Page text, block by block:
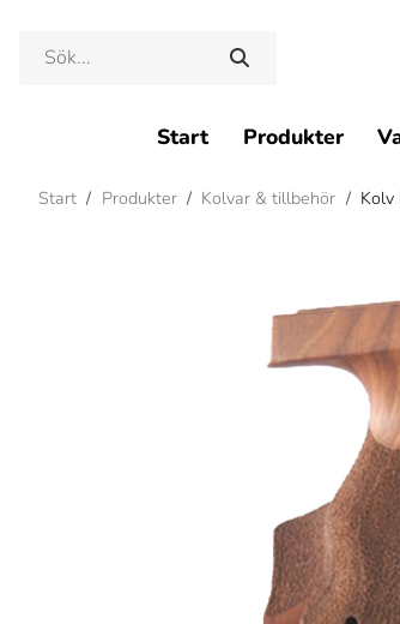
Start Produkter
Start / Produkter / Kolvar & tillbehör / Kolv